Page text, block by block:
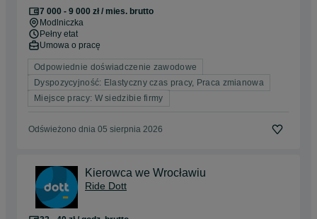
7 000 - 9 000 zł / mies. brutto
Modlniczka
Pełny etat
Umowa o pracę
Odpowiednie doświadczenie zawodowe
Dyspozycyjność: Elastyczny czas pracy, Praca zmianowa
Miejsce pracy: W siedzibie firmy
Odświeżono dnia 05 sierpnia 2026
Kierowca we Wrocławiu
Ride Dott